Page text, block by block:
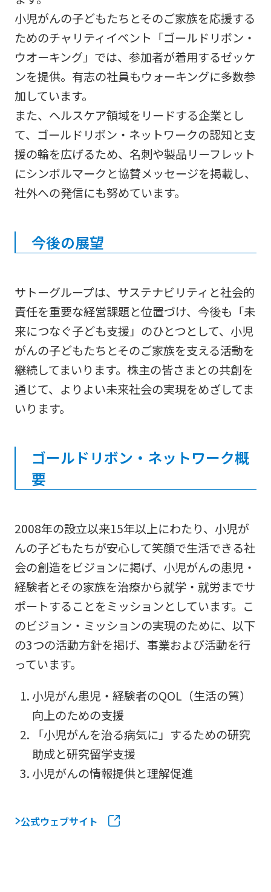
小児がんの子どもたちとそのご家族を応援する
ためのチャリティイベント「ゴールドリボン・
ウオーキング」では、参加者が着用するゼッケ
ンを提供。有志の社員もウォーキングに多数参
加しています。
また、ヘルスケア領域をリードする企業とし
て、ゴールドリボン・ネットワークの認知と支
援の輪を広げるため、名刺や製品リーフレット
にシンボルマークと協賛メッセージを掲載し、
社外への発信にも努めています。
今後の展望
サトーグループは、サステナビリティと社会的
責任を重要な経営課題と位置づけ、今後も「未
来につなぐ子ども支援」のひとつとして、小児
がんの子どもたちとそのご家族を支える活動を
継続してまいります。株主の皆さまとの共創を
通じて、よりよい未来社会の実現をめざしてま
いります。
ゴールドリボン・ネットワーク概
要
2008年の設立以来15年以上にわたり、小児が
んの子どもたちが安心して笑顔で生活できる社
会の創造をビジョンに掲げ、小児がんの患児・
経験者とその家族を治療から就学・就労までサ
ポートすることをミッションとしています。こ
のビジョン・ミッションの実現のために、以下
の3つの活動方針を掲げ、事業および活動を行
っています。
小児がん患児・経験者のQOL（生活の質）
向上のための支援
「小児がんを治る病気に」するための研究
助成と研究留学支援
小児がんの情報提供と理解促進
公式ウェブサイト